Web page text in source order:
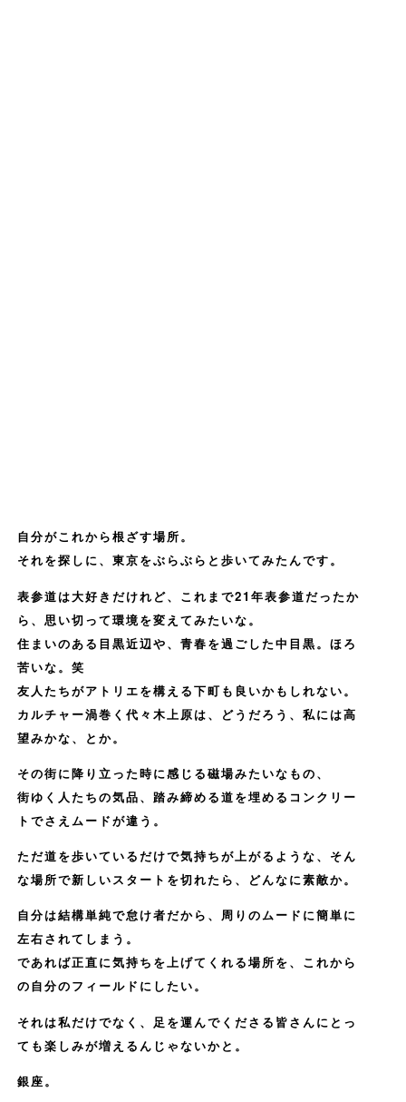
自分がこれから根ざす場所。
それを探しに、東京をぶらぶらと歩いてみたんです。
表参道は大好きだけれど、これまで21年表参道だったか
ら、思い切って環境を変えてみたいな。
住まいのある目黒近辺や、青春を過ごした中目黒。ほろ
苦いな。笑
友人たちがアトリエを構える下町も良いかもしれない。
カルチャー渦巻く代々木上原は、どうだろう、私には高
望みかな、とか。
その街に降り立った時に感じる磁場みたいなもの、
街ゆく人たちの気品、踏み締める道を埋めるコンクリー
トでさえムードが違う。
ただ道を歩いているだけで気持ちが上がるような、そん
な場所で新しいスタートを切れたら、どんなに素敵か。
自分は結構単純で怠け者だから、周りのムードに簡単に
左右されてしまう。
であれば正直に気持ちを上げてくれる場所を、これから
の自分のフィールドにしたい。
それは私だけでなく、足を運んでくださる皆さんにとっ
ても楽しみが増えるんじゃないかと。
銀座。